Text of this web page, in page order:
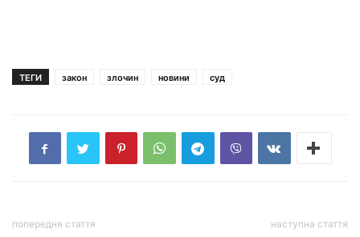
ТЕГИ закон злочин новини суд
попередня стаття наступна стаття